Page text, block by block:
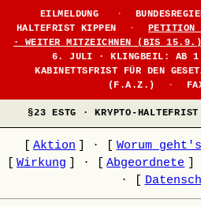
EILMELDUNG ·
HALTEFRIST KIPPEN
·
PETITION
· WEITER MITZEICHNEN (BIS 15.9.)
6. JULI · KLINGBEIL: AB 1.
KABINETTSFRIST FÜR DEN
(F.A.Z.)
·
§23 ESTG · KRYPTO-HALTEFRIST
Aktion · Worum geht's
Wirkung · Abgeordnete
·